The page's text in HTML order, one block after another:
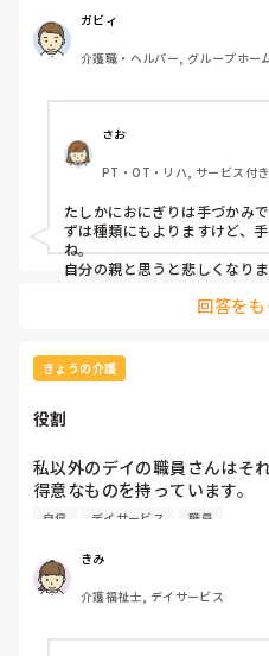
す。食べられる時とスプーン
す。おかずも、おにぎり同様
時があるのですが、難しい時
かずの手づかみは、どうか
思われますか？私は、自分の
見たら、悲しくなります…職
てしまいます…
ガビィ
介護職・ヘルパー, グループホー
さお
PT・OT・リハ, サービス付
たしかにおにぎりは手づかみ
ずは種類にもよりますけど、
ね。
自分の親と思うと悲しくなり
どうなんでしょうか？とろみ
回答を
きょうの介護
役割
私以外のデイの職員さんはそ
得意なものを持っています。
介助で言えば、要領よく動けた
今の私を振り返ってみたら…
自信 デイサービス 職員
きみ
介護福祉士, デイサービス